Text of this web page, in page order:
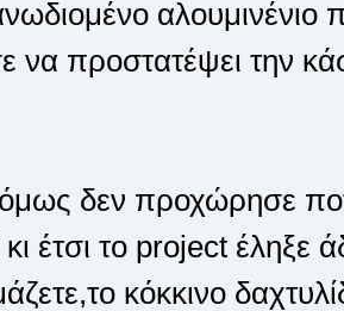
αλουμινένιο
να προστατέψει την
δεν προχώρησε
έτσι το project έληξε
κόκκινο